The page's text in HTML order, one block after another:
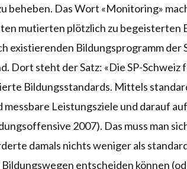
beheben. Das Wort «Monitoring»
mutierten plötzlich zu begeisterten
existierenden Bildungsprogramm der
Dort steht der Satz: «Die SP-
Bildungsstandards. Mittels
messbare Leistungsziele und darauf
2007). Das muss man
damals nichts weniger als
entscheiden können